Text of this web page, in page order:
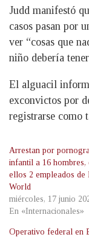
Judd manifestó
casos pasan por
ver “cosas que
niño debería
El alguacil
exconvictos por
registrarse como
Arrestan por
infantil a 16 hombres,
ellos 2 empleados de
World
miércoles, 17 junio
En «Internacionales»
Operativo federal en